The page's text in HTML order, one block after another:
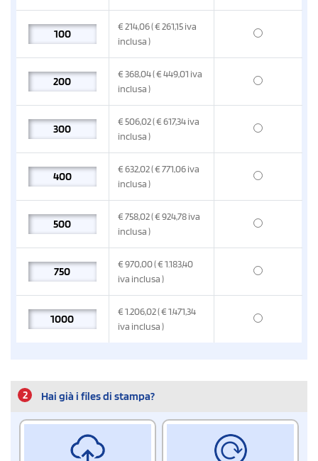
€214,06( € 261,15iva
inclusa)
€368,04( € 449,01 iva
inclusa)
€ 506,02( € 617,34iva
inclusa)
€632,02( € 771,06iva
inclusa)
€758,02( € 924,78iva
inclusa)
€970,00( € 1.183,40
iva inclusa)
€1.206,02( € 1.471,34
iva inclusa)
2 Hai già i files di stampa?